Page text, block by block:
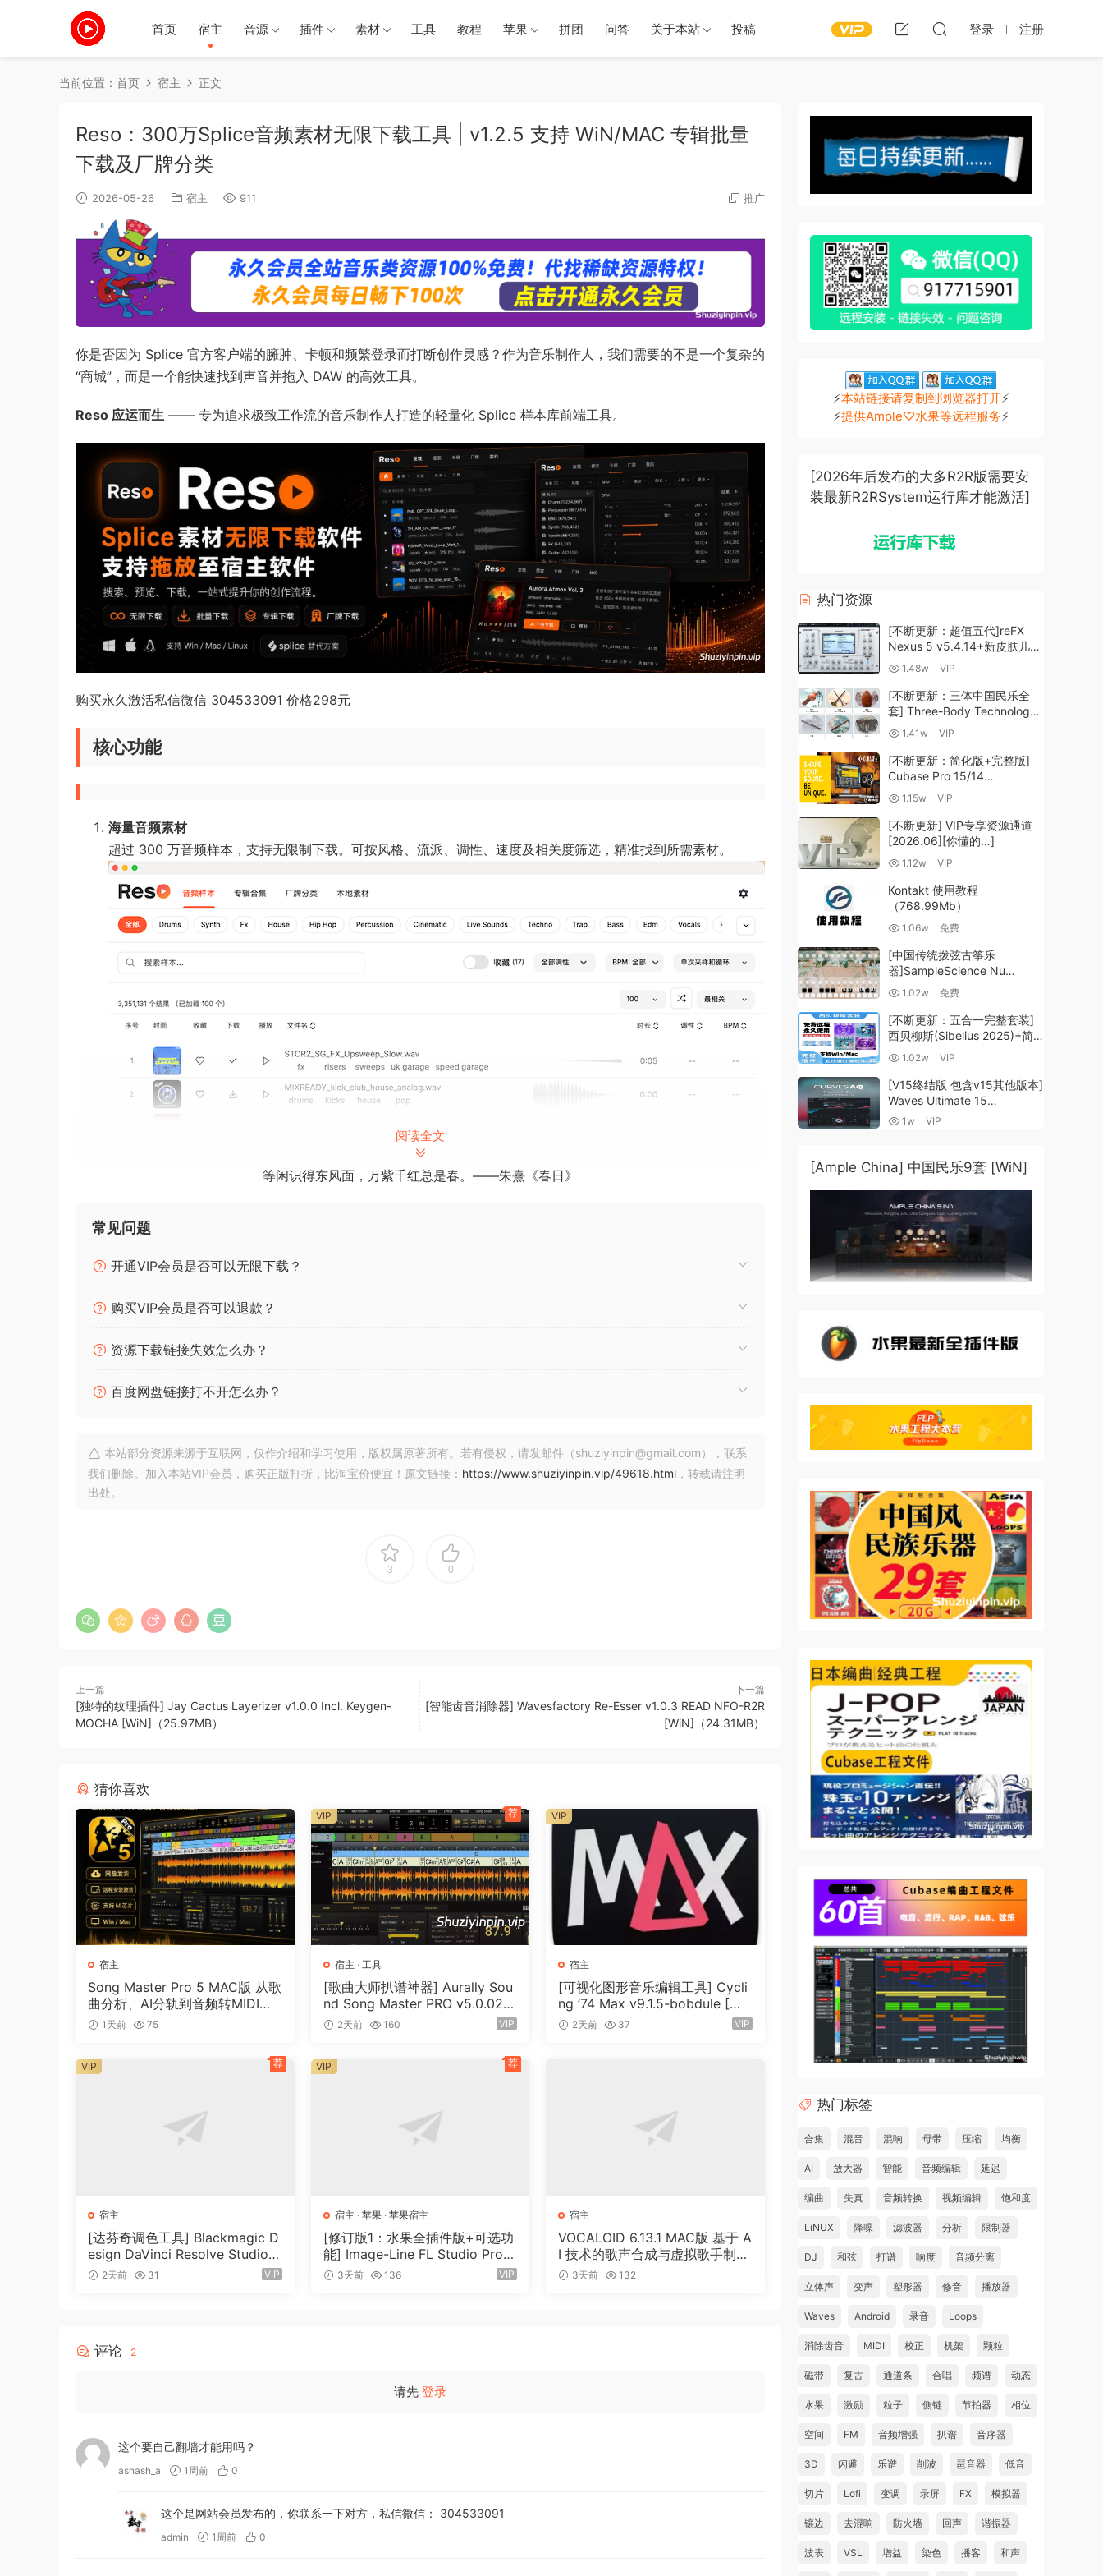
首页 宿主 音源 插件 素材 工具 教程 苹果 拼团 问答 关于本站 投稿 登录 注册
当前位置： 首页 宿主 正文
Reso：300万Splice音频素材无限下载工具 | v1.2.5 支持 WiN/MAC 专辑批量
下载及厂牌分类
2026-05-26 宿主 911 推广
你是否因为 Splice 官方客户端的臃肿、卡顿和频繁登录而打断创作灵感？作为音乐制作人，我们需要的不是一个复杂的
“商城”，而是一个能快速找到声音并拖入 DAW 的高效工具。
Reso 应运而生 —— 专为追求极致工作流的音乐制作人打造的轻量化 Splice 样本库前端工具。
购买永久激活私信微信 304533091 价格298元
核心功能
海量音频素材
超过 300 万音频样本，支持无限制下载。可按风格、流派、调性、速度及相关度筛选，精准找到所需素材。
专辑合集展示
根据喜爱厂牌快速筛选专辑，让管理和发现更高效。
本地素材管理
已下载的音频素材可快速搜索和管理，便于随时调用。
阅读全文
等闲识得东风面，万紫千红总是春。——朱熹《春日》
常见问题
开通VIP会员是否可以无限下载？
购买VIP会员是否可以退款？
资源下载链接失效怎么办？
百度网盘链接打不开怎么办？
本站部分资源来源于互联网，仅作介绍和学习使用，版权属原著所有。若有侵权，请发邮件（shuziyinpin@gmail.com），联系
我们删除。加入本站VIP会员，购买正版打折，比淘宝价便宜！原文链接： https://www.shuziyinpin.vip/49618.html ，转载请注明
出处。
3 0
上一篇
[独特的纹理插件] Jay Cactus Layerizer v1.0.0 Incl. Keygen-
MOCHA [WiN]（25.97MB）
下一篇
[智能齿音消除器] Wavesfactory Re-Esser v1.0.3 READ NFO-R2R
[WiN]（24.31MB）
猜你喜欢
宿主
Song Master Pro 5 MAC版 从歌
曲分析、AI分轨到音频转MIDI的
一体化音乐工具
1天前 75
宿主 · 工具
[歌曲大师扒谱神器] Aurally Sou
nd Song Master PRO v5.0.02
[WiN]（355MB）
2天前 160 VIP
VIP 荐
宿主
[可视化图形音乐编辑工具] Cycli
ng ’74 Max v9.1.5-bobdule [Wi
N]（724MB）
2天前 37 VIP
VIP
宿主
[达芬奇调色工具] Blackmagic D
esign DaVinci Resolve Studio 2
1.0.4 Build 5 x64-R2R [WiN]
2天前 31 VIP
VIP 荐
宿主 · 苹果· 苹果宿主
[修订版1：水果全插件版+可选功
能] Image-Line FL Studio Prod
ucer Edition v26.1.3.5336 (All P
3天前 136 VIP
VIP 荐
宿主
VOCALOID 6.13.1 MAC版 基于 A
I 技术的歌声合成与虚拟歌手制作
软件 52套音色
3天前 132
评论 2
请先 登录
这个要自己翻墙才能用吗？
ashash_a 1周前 0
这个是网站会员发布的，你联系一下对方，私信微信： 304533091
admin 1周前 0
⚡本站链接请复制到浏览器打开⚡
⚡提供Ample♡水果等远程服务⚡
[2026年后发布的大多R2R版需要安
装最新R2RSystem运行库才能激活]
热门资源
[不断更新：超值五代]reFX
Nexus 5 v5.4.14+新皮肤几十
套+原厂+全套扩展+教程
1.48w VIP
[不断更新：三体中国民乐全
套] Three-Body Technology-
R2R [WiN, MacOSX]
1.41w VIP
[不断更新：简化版+完整版]
Cubase Pro 15/14
VR/R2R/U2B+原厂音源+插件
MacOSX]（704.0MB+）
1.15w VIP
[不断更新] VIP专享资源通道
[2026.06][你懂的…]
1.12w VIP
Kontakt 使用教程
（768.99Mb）
1.06w 免费
[中国传统拨弦古筝乐
器]SampleScience Nu
Guzheng v2.0 x64 VST
VST3 AU DECENT SAMPLER
[WiN, MacOSX]（158MB)
1.02w 免费
[不断更新：五合一完整套装]
西贝柳斯(Sibelius 2025)+简
谱插件V8+图片识别+音频识别
MacOSX]（80.48GB+）
1.02w VIP
[V15终结版 包含v15其他版本]
Waves Ultimate 15
v25.05.27+一键安装版+安装
（4.1GB+10.2GB+9.6GB）
1w VIP
[Ample China] 中国民乐9套 [WiN]
热门标签
合集 混音 混响 母带 压缩 均衡
AI 放大器 智能 音频编辑 延迟
编曲 失真 音频转换 视频编辑 饱和度
LiNUX 降噪 滤波器 分析 限制器
DJ 和弦 打谱 响度 音频分离
立体声 变声 塑形器 修音 播放器
Waves Android 录音 Loops
消除齿音 MIDI 校正 机架 颗粒
磁带 复古 通道条 合唱 频谱 动态
水果 激励 粒子 侧链 节拍器 相位
空间 FM 音频增强 扒谱 音序器
3D 闪避 乐谱 削波 琶音器 低音
切片 Lofi 变调 录屏 FX 模拟器
镶边 去混响 防火墙 回声 谐振器
波表 VSL 增益 染色 播客 和声